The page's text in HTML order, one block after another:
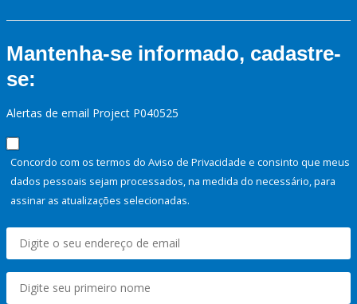
Mantenha-se informado, cadastre-
se:
Alertas de email Project P040525
Concordo com os termos do Aviso de Privacidade e consinto que meus
dados pessoais sejam processados, na medida do necessário, para
assinar as atualizações selecionadas.